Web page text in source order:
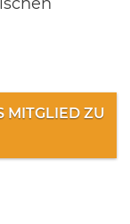
MITGLIED ZU